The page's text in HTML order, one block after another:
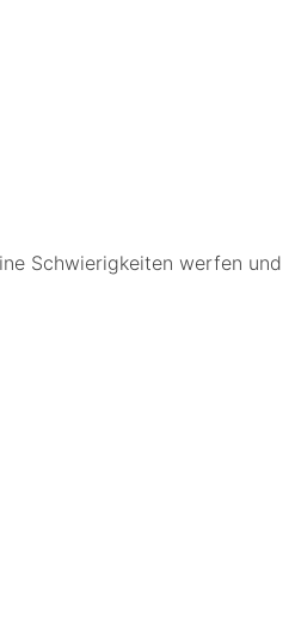
Schwierigkeiten werfen und